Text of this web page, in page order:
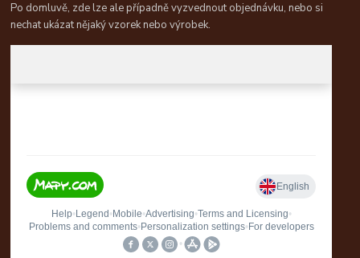
Po domluvě, zde lze ale případně vyzvednout objednávku, nebo si
nechat ukázat nějaký vzorek nebo výrobek.